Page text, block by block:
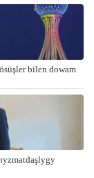
bilen dowam